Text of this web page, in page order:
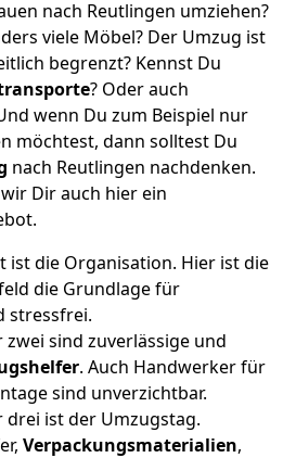
nach Reutlingen umziehen?
viele Möbel? Der Umzug ist
begrenzt? Kennst Du
? Oder auch
wenn Du zum Beispiel nur
möchtest, dann solltest Du
nach Reutlingen nachdenken.
Dir auch hier ein
ist die Organisation. Hier ist die
die Grundlage für
stressfrei.
sind zuverlässige und
. Auch Handwerker für
sind unverzichtbar.
ist der Umzugstag.
Verpackungsmaterialien,